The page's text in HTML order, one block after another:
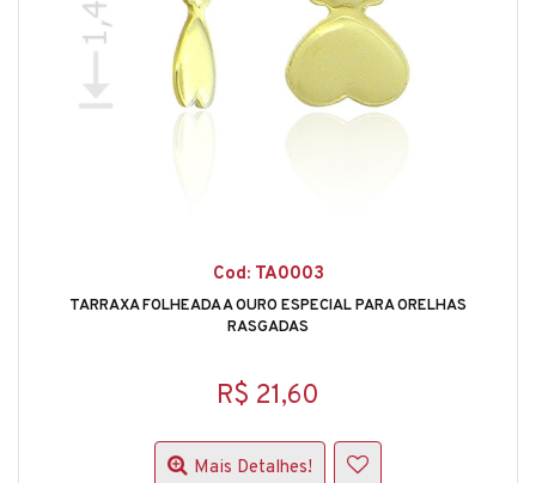
Cod: TA0003
TARRAXA FOLHEADA A OURO ESPECIAL PARA ORELHAS
RASGADAS
R$ 21,60
Mais Detalhes!